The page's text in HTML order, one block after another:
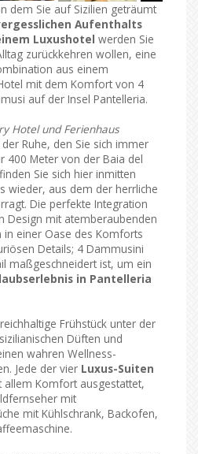
dem Sie auf Sizilien geträumt
Aufenthalts
Luxushotel werden Sie
zurückkehren wollen, eine
aus einem
mit dem Komfort von 4
auf der Insel Pantelleria.
Hotel und Ferienhaus
Ruhe, den Sie sich immer
400 Meter von der Baia del
Sie sich hier inmitten
wieder, aus dem der herrliche
Die perfekte Integration
Design mit atemberaubenden
in einer Oase des Komforts
Details; 4 Dammusini
maßgeschneidert ist, um ein
in Pantelleria
Frühstück unter der
Düften und
wahren Wellness-
Jede der vier Luxus-Suiten
allem Komfort ausgestattet,
mit
mit Kühlschrank, Backofen,